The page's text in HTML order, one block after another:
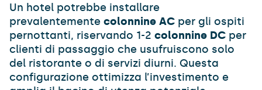
Un hotel potrebbe installare
prevalentemente colonnine AC per gli ospiti
pernottanti, riservando 1-2 colonnine DC per
clienti di passaggio che usufruiscono solo
del ristorante o di servizi diurni. Questa
configurazione ottimizza l’investimento e